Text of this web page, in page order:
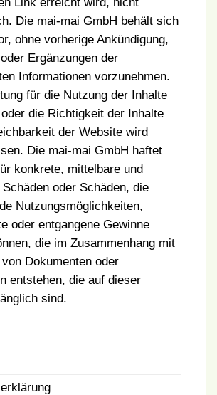
Die mai-mai GmbH behält sich
ohne vorherige Ankündigung,
Ergänzungen der
Informationen vorzunehmen.
für die Nutzung der Inhalte
die Richtigkeit der Inhalte
der Website wird
Die mai-mai GmbH haftet
konkrete, mittelbare und
oder Schäden, die
Nutzungsmöglichkeiten,
oder entgangene Gewinne
die im Zusammenhang mit
Dokumenten oder
entstehen, die auf dieser
sind.